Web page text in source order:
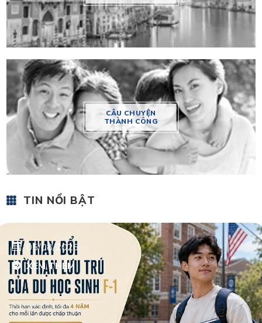
CÂU CHUYỆN
THÀNH CÔNG
TIN NỔI BẬT
05/08/2026
XEM THÊM